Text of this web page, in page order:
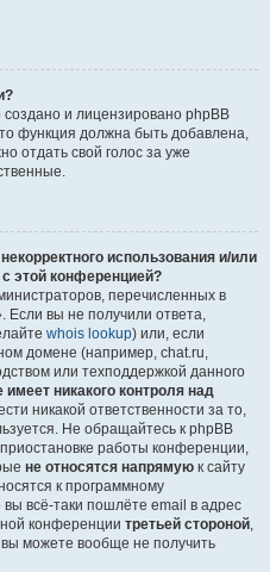
и лицензировано phpBB
функция должна быть добавлена,
отдать свой голос за уже
использования и/или
этой конференцией?
перечисленных в
Если вы не получили ответа,
whois lookup) или, если
домене (например, chat.ru,
или техподдержкой данного
имеет никакого контроля над
никакой ответственности за то,
Не обращайтесь к phpBB
работы конференции,
не относятся напрямую к сайту
к программному
всё-таки пошлёте email в адрес
конференции третьей стороной,
можете вообще не получить